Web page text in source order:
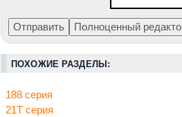
ПОХОЖИЕ РАЗДЕЛЫ:
188 серия
21Т серия